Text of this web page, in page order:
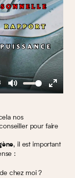
nos
pour faire
, il est important
:
chez moi ?